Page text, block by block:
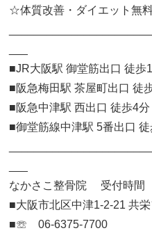
☆体質改善・ダイエット無
■JR大阪駅 御堂筋出口 徒歩
■阪急梅田駅 茶屋町出口 徒
■阪急中津駅 西出口 徒歩4分
■御堂筋線中津駅 5番出口 徒
なかさこ整骨院 受付時間
■大阪市北区中津1-2-21 共
■☏ 06-6375-7700